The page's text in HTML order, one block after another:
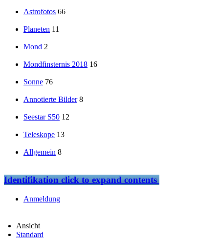
Astrofotos 66
Planeten 11
Mond 2
Mondfinsternis 2018 16
Sonne 76
Annotierte Bilder 8
Seestar S50 12
Teleskope 13
Allgemein 8
Identifikationclick to expand contents
Anmeldung
Ansicht
Standard